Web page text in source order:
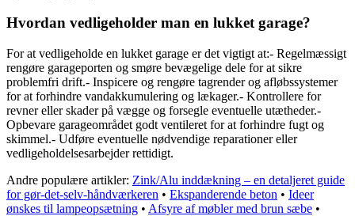
Hvordan vedligeholder man en lukket garage?
For at vedligeholde en lukket garage er det vigtigt at:- Regelmæssigt
rengøre garageporten og smøre bevægelige dele for at sikre
problemfri drift.- Inspicere og rengøre tagrender og afløbssystemer
for at forhindre vandakkumulering og lækager.- Kontrollere for
revner eller skader på vægge og forsegle eventuelle utætheder.-
Opbevare garageområdet godt ventileret for at forhindre fugt og
skimmel.- Udføre eventuelle nødvendige reparationer eller
vedligeholdelsesarbejder rettidigt.
Andre populære artikler: Zink/Alu inddækning – en detaljeret guide
for gør-det-selv-håndværkeren • Ekspanderende beton • Ideer
ønskes til lampeopsætning • Afsyre af møbler med brun sæbe •